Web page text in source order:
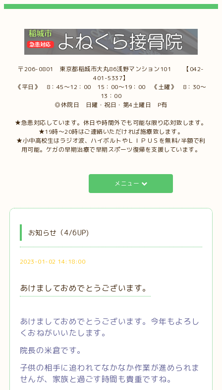
〒206-0801 東京都稲城市大丸86浅野マンション101 【042-
401-5337】
《平日》 8：45～12：00 15：00～19：00 《土曜》 8：30～
13：00
◎休院日 日曜・祝日・第4土曜日 P有
★急患対応しています。休日や時間外でも可能な限り応対致します。
★19時～20時はご連絡いただければ施療致します。
★小中高校生はラジオ波、ハイボルトやＬＩＰＵＳを無料/半額で利
用可能。ケガの早期治療で早期スポーツ復帰を支援しています。
メニュー
お知らせ（4/6UP)
2023-01-02 14:18:00
あけましておめでとうございます。
あけましておめでとうございます。今年もよろし
くおねがいいたします。
院長の米倉です。
子供の相手に追われてなかなか作業が進められま
せんが、家族と過ごす時間も貴重ですね。